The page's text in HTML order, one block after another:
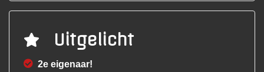
Uitgelicht
2e eigenaar!